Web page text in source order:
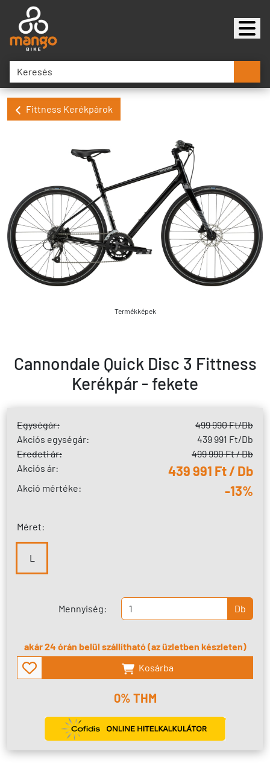
Fittness Kerékpárok
Termékképek
Cannondale Quick Disc 3 Fittness
Kerékpár - fekete
Egységár: 499 990 Ft/Db
Akciós egységár:
439 991 Ft/Db
Eredeti ár:
499 990 Ft / Db
Akciós ár:
439 991 Ft / Db
Akció mértéke: -13%
Méret:
L
Mennyiség: Db
akár 24 órán belül szállítható (az üzletben készleten)
Kosárba
0% THM